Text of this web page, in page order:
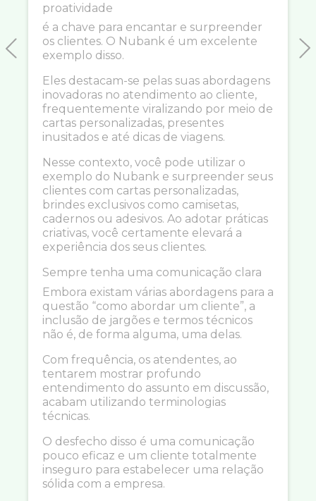
Previous
proatividade
é a chave para encantar e surpreender
os clientes. O Nubank é um excelente
exemplo disso.
Eles destacam-se pelas suas abordagens
inovadoras no atendimento ao cliente,
frequentemente viralizando por meio de
cartas personalizadas, presentes
inusitados e até dicas de viagens.
Nesse contexto, você pode utilizar o
exemplo do Nubank e surpreender seus
clientes com cartas personalizadas,
brindes exclusivos como camisetas,
cadernos ou adesivos. Ao adotar práticas
criativas, você certamente elevará a
experiência dos seus clientes.
Sempre tenha uma comunicação clara
Embora existam várias abordagens para a
questão “como abordar um cliente”, a
inclusão de jargões e termos técnicos
não é, de forma alguma, uma delas.
Com frequência, os atendentes, ao
tentarem mostrar profundo
entendimento do assunto em discussão,
acabam utilizando terminologias
técnicas.
O desfecho disso é uma comunicação
pouco eficaz e um cliente totalmente
inseguro para estabelecer uma relação
sólida com a empresa.